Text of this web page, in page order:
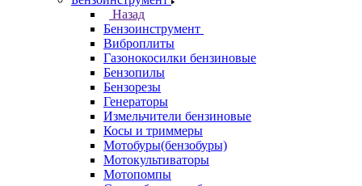
Назад
Бензоинструмент
Виброплиты
Газонокосилки бензиновые
Бензопилы
Бензорезы
Генераторы
Измельчители бензиновые
Косы и триммеры
Мотобуры(бензобуры)
Мотокультиваторы
Мотопомпы